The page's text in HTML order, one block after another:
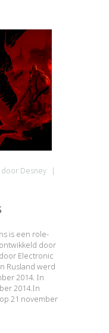
door Desney
|
is een role-
door
Electronic
Rusland werd
2014. In
2014.In
21 november